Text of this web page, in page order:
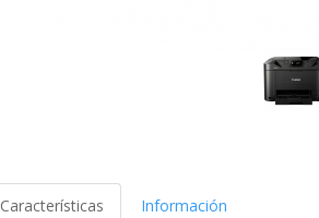
Características Información